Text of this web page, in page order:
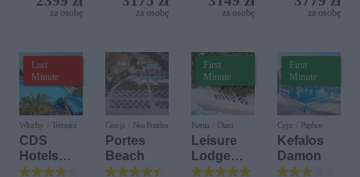
za osobę za osobę
Bijelaza osobę za osobę
Last
Minute
Włochy / Terrasini
CDS
Hotels
Terrasini
Grecja / Nea Potidea
Portes
Beach
First
Minute
Kenia / Diani
Leisure
Lodge
Beach &
First
Minute
Cypr / Paphos
Kefalos
Damon